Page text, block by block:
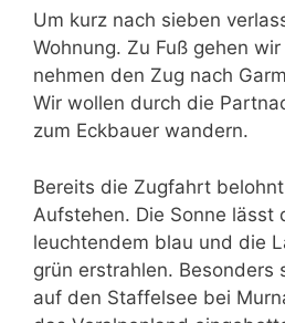
Um kurz nach sieben
Wohnung. Zu Fuß gehen
nehmen den Zug nach
Wir wollen durch die
zum Eckbauer wandern.
Bereits die Zugfahrt
Aufstehen. Die Sonne lässt
leuchtendem blau und die
grün erstrahlen. Besonders
auf den Staffelsee bei